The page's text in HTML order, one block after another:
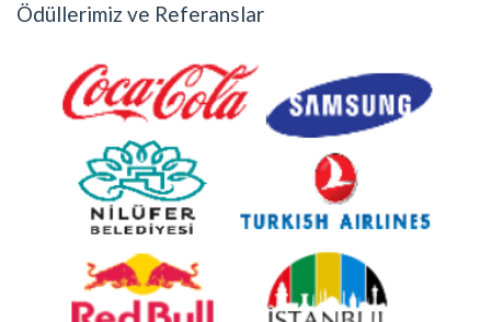
Ödüllerimiz ve Referanslar